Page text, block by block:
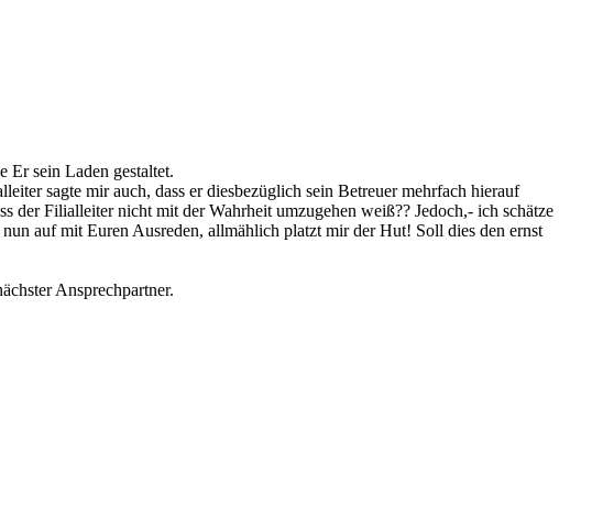
Er sein Laden gestaltet.
sagte mir auch, dass er diesbezüglich sein Betreuer mehrfach hierauf
der Filialleiter nicht mit der Wahrheit umzugehen weiß?? Jedoch,- ich schätze
auf mit Euren Ausreden, allmählich platzt mir der Hut! Soll dies den ernst
Ansprechpartner.